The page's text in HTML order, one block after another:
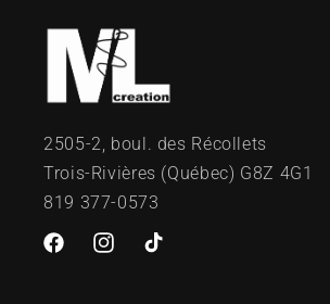
2505-2, boul. des Récollets
Trois-Rivières (Québec) G8Z 4G1
819 377-0573
FacebookInstagramTikTok